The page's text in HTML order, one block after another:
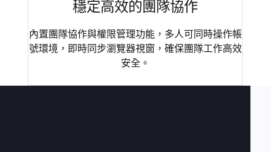
穩定高效的團隊協作
內置團隊協作與權限管理功能，多人可同時操作帳
號環境，即時同步瀏覽器視窗，確保團隊工作高效
安全。